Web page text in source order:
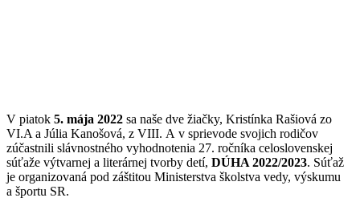
V piatok 5. mája 2022 sa naše dve žiačky, Kristínka Rašiová zo
VI.A a Júlia Kanošová, z VIII. A v sprievode svojich rodičov
zúčastnili slávnostného vyhodnotenia 27. ročníka celoslovenskej
súťaže výtvarnej a literárnej tvorby detí, DÚHA 2022/2023. Súťaž
je organizovaná pod záštitou Ministerstva školstva vedy, výskumu
a športu SR.